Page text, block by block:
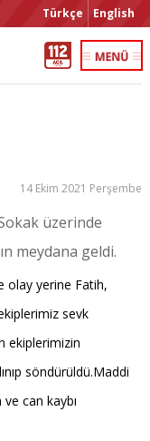
Türkçe English
14 Ekim 2021 Perşembe
üzerinde
meydana geldi.
olay yerine Fatih,
sevk
ekiplerimizin
söndürüldü.Maddi
can kaybı